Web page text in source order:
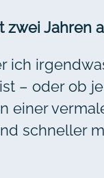
– oder ob
schneller